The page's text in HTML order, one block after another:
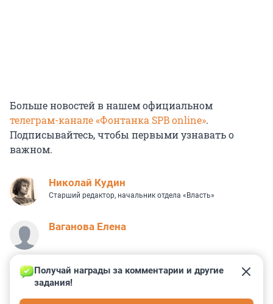
Больше новостей в нашем официальном
телеграм-канале «Фонтанка SPB online».
Подписывайтесь, чтобы первыми узнавать о
важном.
Николай Кудин
Старший редактор, начальник отдела «Власть»
Ваганова Елена
Получай награды за комментарии и другие
задания!